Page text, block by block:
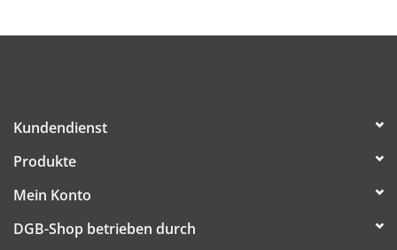
Kundendienst
Produkte
Mein Konto
DGB-Shop betrieben durch